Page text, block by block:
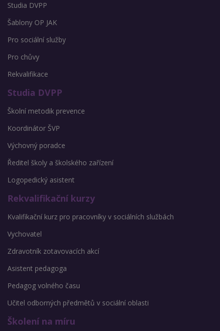
Studia DVPP
Šablony OP JAK
Pro sociální služby
Pro chůvy
Rekvalifikace
Studia DVPP
Školní metodik prevence
Koordinátor ŠVP
Výchovný poradce
Ředitel školy a školského zařízení
Logopedický asistent
Rekvalifikační kurzy
Kvalifikační kurz pro pracovníky v sociálních službách
Vychovatel
Zdravotník zotavovacích akcí
Asistent pedagoga
Pedagog volného času
Učitel odborných předmětů v sociální oblasti
Školení na míru